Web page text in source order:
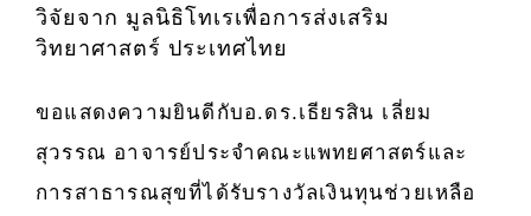
วิจัยจาก มูลนิธิโทเรเพื่อการส่งเสริม
วิทยาศาสตร์ ประเทศไทย
ขอแสดงความยินดีกับอ.ดร.เธียรสิน เลี่ยม
สุวรรณ อาจารย์ประจำคณะแพทยศาสตร์และ
การสาธารณสุขที่ได้รับรางวัลเงินทุนช่วยเหลือ